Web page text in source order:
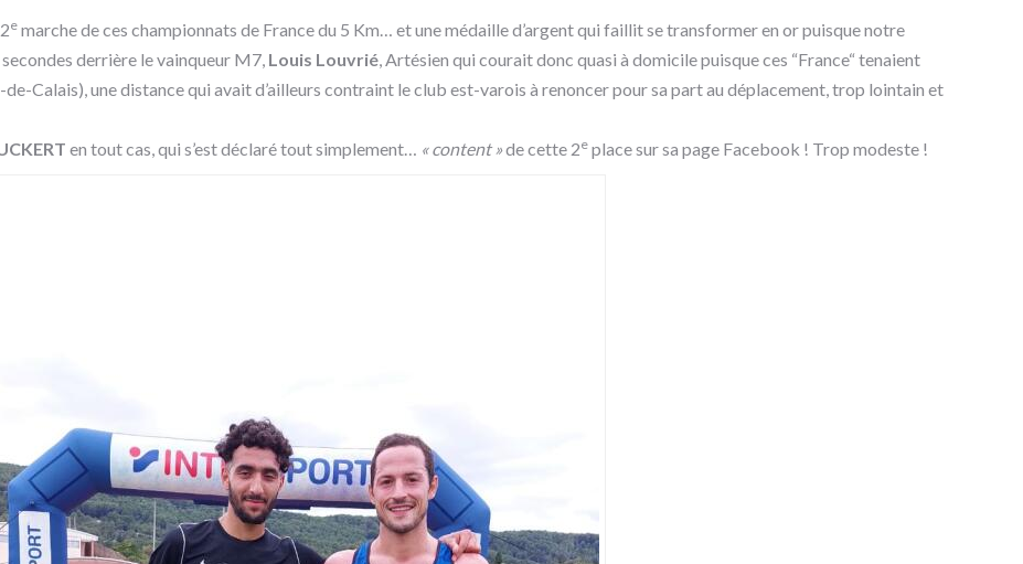
e marche de ces championnats de France du 5 Km… et une médaille d’argent qui faillit se transformer en or puisque notre
derrière le vainqueur M7, Louis Louvrié, Artésien qui courait donc quasi à domicile puisque ces “France“ tenaient
de-Calais), une distance qui avait d’ailleurs contraint le club est-varois à renoncer pour sa part au déplacement, trop lointain et
en tout cas, qui s’est déclaré tout simplement… « content »de cette 2e place sur sa page Facebook ! Trop modeste !